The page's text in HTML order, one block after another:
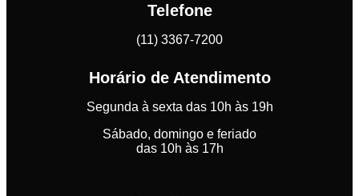
Telefone
(11) 3367-7200
Horário de Atendimento
Segunda à sexta das 10h às 19h
Sábado, domingo e feriado
das 10h às 17h